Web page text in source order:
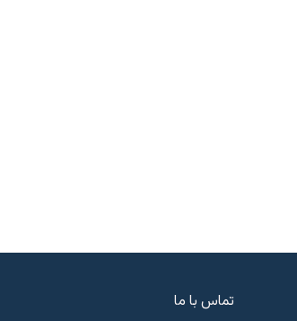
تماس با ما